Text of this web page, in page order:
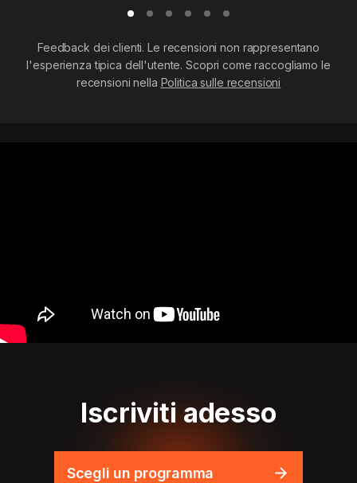
Feedback dei clienti. Le recensioni non rappresentano
l'esperienza tipica dell'utente. Scopri come raccogliamo le
recensioni nella Politica sulle recensioni
Iscriviti adesso
Scegli un programma